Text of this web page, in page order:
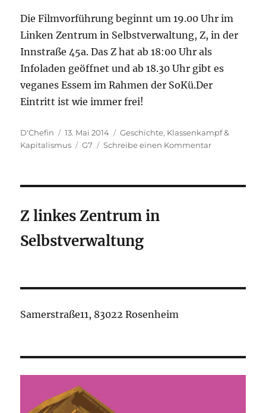
Die Filmvorführung beginnt um 19.00 Uhr im
Linken Zentrum in Selbstverwaltung, Z, in der
Innstraße 45a. Das Z hat ab 18:00 Uhr als
Infoladen geöffnet und ab 18.30 Uhr gibt es
veganes Essem im Rahmen der SoKü.Der
Eintritt ist wie immer frei!
Autor
D'Chefin
Veröffentlicht
am
13. Mai 2014 Kategorien
Geschichte, Klassenkampf &
Kapitalismus
Schlagwörter
G7 Schreibe einen Kommentarzu
Z linkes Zentrum in
Selbstverwaltung
Samerstraße11, 83022 Rosenheim